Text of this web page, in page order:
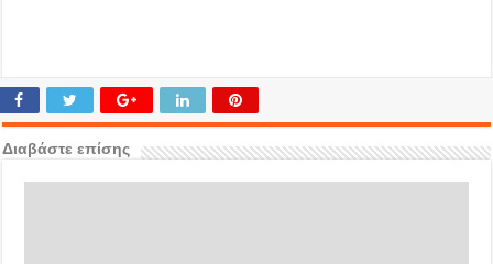
Διαβάστε επίσης